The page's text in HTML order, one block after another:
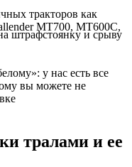
тракторов как
МТ700, МТ600С,
штрафстоянку и срыву
у нас есть все
вы можете не
тралами и ее